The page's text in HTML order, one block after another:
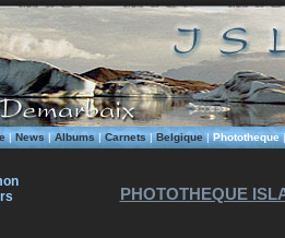
|News|Albums|Carnets|Belgique|Phototheque
PHOTOTHEQUE